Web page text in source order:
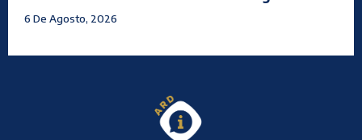
6 De Agosto, 2026